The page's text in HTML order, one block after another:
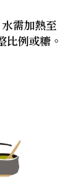
需加熱至
例或糖。